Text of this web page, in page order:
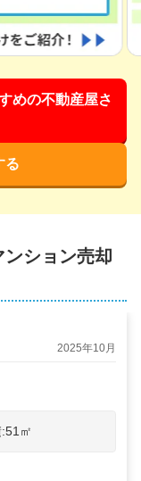
めの不動産屋さ
る
ンション売却
2025年10月
51 ㎡